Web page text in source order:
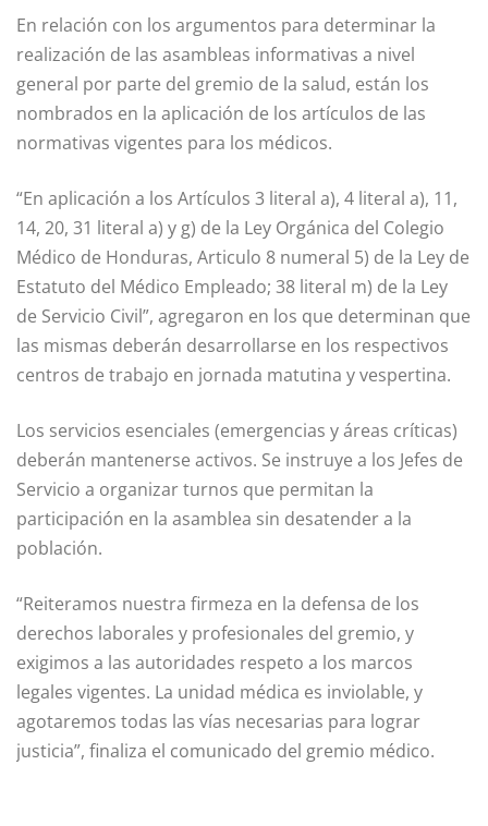
En relación con los argumentos para determinar la
realización de las asambleas informativas a nivel
general por parte del gremio de la salud, están los
nombrados en la aplicación de los artículos de las
normativas vigentes para los médicos.
“En aplicación a los Artículos 3 literal a), 4 literal a), 11,
14, 20, 31 literal a) y g) de la Ley Orgánica del Colegio
Médico de Honduras, Articulo 8 numeral 5) de la Ley de
Estatuto del Médico Empleado; 38 literal m) de la Ley
de Servicio Civil”, agregaron en los que determinan que
las mismas deberán desarrollarse en los respectivos
centros de trabajo en jornada matutina y vespertina.
Los servicios esenciales (emergencias y áreas críticas)
deberán mantenerse activos. Se instruye a los Jefes de
Servicio a organizar turnos que permitan la
participación en la asamblea sin desatender a la
población.
“Reiteramos nuestra firmeza en la defensa de los
derechos laborales y profesionales del gremio, y
exigimos a las autoridades respeto a los marcos
legales vigentes. La unidad médica es inviolable, y
agotaremos todas las vías necesarias para lograr
justicia”, finaliza el comunicado del gremio médico.